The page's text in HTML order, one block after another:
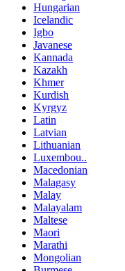
Hungarian
Icelandic
Igbo
Javanese
Kannada
Kazakh
Khmer
Kurdish
Kyrgyz
Latin
Latvian
Lithuanian
Luxembou..
Macedonian
Malagasy
Malay
Malayalam
Maltese
Maori
Marathi
Mongolian